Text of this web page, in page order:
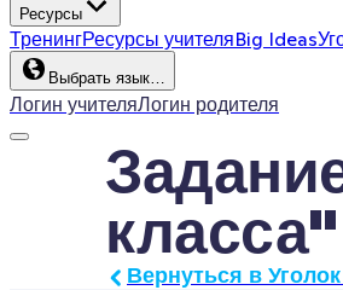
Ресурсы
ТренингРесурсы учителяBig Ideas
Выбрать язык…
Логин учителяЛогин родителя
класса"
Вернуться в